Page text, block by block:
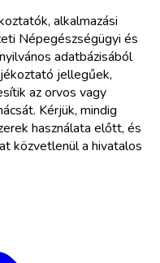
alkalmazási
Népegészségügyi és
adatbázisából
jellegűek,
az orvos vagy
Kérjük, mindig
használata előtt, és
közvetlenül a hivatalos